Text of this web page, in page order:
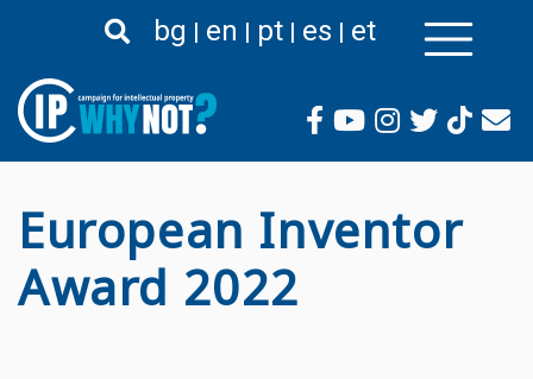
към
съдържание
bg en pt es et
European Inventor
Award 2022